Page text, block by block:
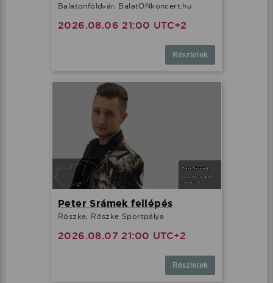
Balatonföldvár, BalatONkoncert.hu
2026.08.06 21:00 UTC+2
Részletek
Peter Srámek fellépés
Röszke, Röszke Sportpálya
2026.08.07 21:00 UTC+2
Részletek